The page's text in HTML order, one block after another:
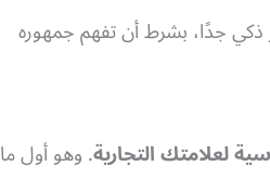
جدًا، بشرط أن تفهم جمهوره
لعلامتك التجارية. وهو أول ما